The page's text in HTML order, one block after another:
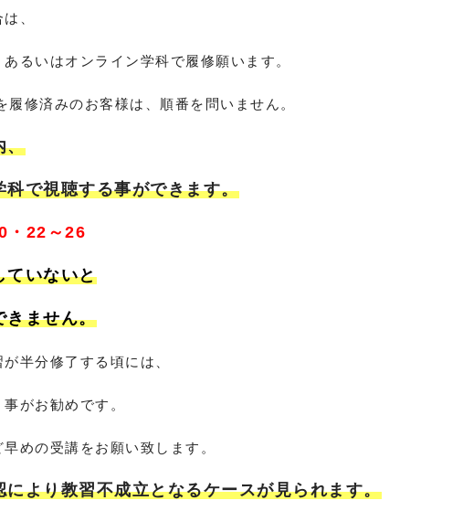
、
るいはオンライン学科で履修願います。
修済みのお客様は、順番を問いません。
、
で視聴する事ができます。
22～26
いないと
きません。
半分修了する頃には、
がお勧めです。
めの受講をお願い致します。
より教習不成立となるケースが見られます。